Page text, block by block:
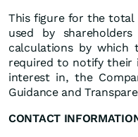
This figure for the total
used by
calculations by which
required to notify their
interest in, the
Guidance and
CONTACT